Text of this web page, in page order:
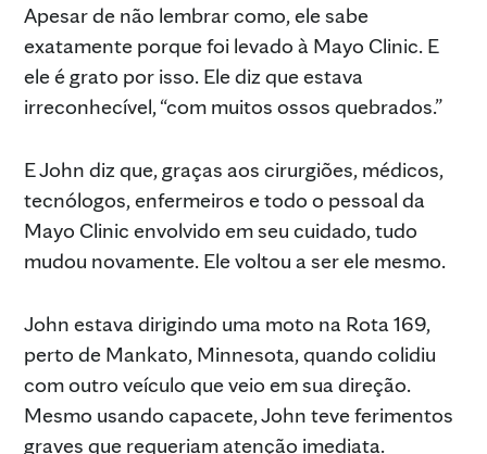
Apesar de não lembrar como, ele sabe
exatamente porque foi levado à Mayo Clinic. E
ele é grato por isso. Ele diz que estava
irreconhecível, “com muitos ossos quebrados.”
E John diz que, graças aos cirurgiões, médicos,
tecnólogos, enfermeiros e todo o pessoal da
Mayo Clinic envolvido em seu cuidado, tudo
mudou novamente. Ele voltou a ser ele mesmo.
John estava dirigindo uma moto na Rota 169,
perto de Mankato, Minnesota, quando colidiu
com outro veículo que veio em sua direção.
Mesmo usando capacete, John teve ferimentos
graves que requeriam atenção imediata.